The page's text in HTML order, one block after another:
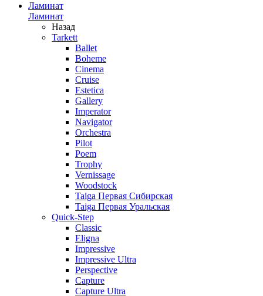
Ламинат
Ламинат
Назад
Tarkett
Ballet
Boheme
Cinema
Cruise
Estetica
Gallery
Imperator
Navigator
Orchestra
Pilot
Poem
Trophy
Vernissage
Woodstock
Taiga Первая Сибирская
Taiga Первая Уральская
Quick-Step
Classic
Eligna
Impressive
Impressive Ultra
Perspective
Capture
Capture Ultra